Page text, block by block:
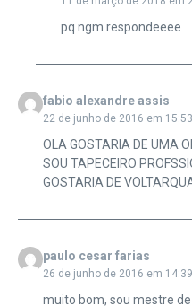
pq ngm respondeeee
fabio alexandre assis
22 de junho de 2016 em 15:53
OLA GOSTARIA DE UMA
SOU TAPECEIRO
GOSTARIA DE
paulo cesar farias
26 de junho de 2016 em 14:39
muito bom, sou mestre